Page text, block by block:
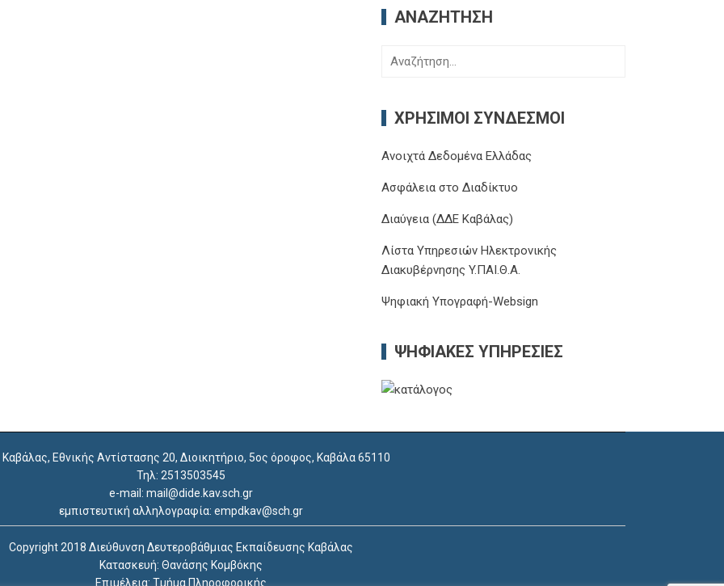
ΑΝΑΖΉΤΗΣΗ
Αναζήτηση
ΧΡΉΣΙΜΟΙ ΣΎΝΔΕΣΜΟΙ
Ανοιχτά Δεδομένα Ελλάδας
Ασφάλεια στο Διαδίκτυο
Διαύγεια (ΔΔΕ Καβάλας)
Λίστα Υπηρεσιών Ηλεκτρονικής
Διακυβέρνησης Y.ΠΑΙ.Θ.Α.
Ψηφιακή Υπογραφή-Websign
ΨΗΦΙΑΚΈΣ ΥΠΗΡΕΣΊΕΣ
Εθνικής Αντίστασης 20, Διοικητήριο, 5ος όροφος, Καβάλα 65110
Τηλ: 2513503545
e-mail: mail@dide.kav.sch.gr
εμπιστευτική αλληλογραφία: empdkav@sch.gr
Copyright 2018 Διεύθυνση Δευτεροβάθμιας Εκπαίδευσης Καβάλας
Κατασκευή: Θανάσης Κομβόκης
Επιμέλεια: Τμήμα Πληροφορικής